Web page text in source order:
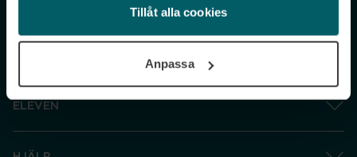
under ”Inställningar” kan anpassa användningen av
cookies. Du kan återkalla ditt samtycke när som helst.
Tillåt alla cookies
Anpassa
ELEVEN